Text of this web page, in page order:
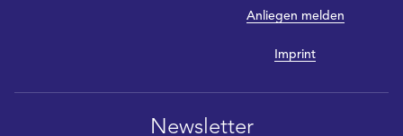
Anliegen melden
Imprint
Newsletter